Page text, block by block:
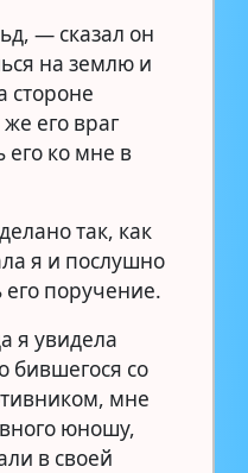
— сказал он
на землю и
стороне
его враг
его ко мне в
так, как
я и послушно
поручение.
я увидела
бившегося со
мне
юношу,
в своей